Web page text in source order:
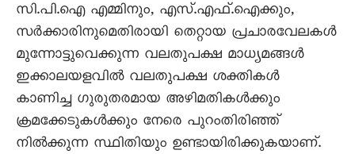
സി.പി.ഐ എമ്മിനും, എസ്.എഫ്.ഐക്കും,
സര്‍ക്കാരിനുമെതിരായി തെറ്റായ പ്രചാരവേലകള്‍
മുന്നോട്ടുവെക്കുന്ന വലതുപക്ഷ മാധ്യമങ്ങള്‍
ഇക്കാലയളവില്‍ വലതുപക്ഷ ശക്തികള്‍
കാണിച്ച ഗുരുതരമായ അഴിമതികൾക്കും
ക്രമക്കേടുകൾക്കും നേരെ പുറംതിരിഞ്ഞ്
നില്‍ക്കുന്ന സ്ഥിതിയും ഉണ്ടായിരിക്കുകയാണ്.